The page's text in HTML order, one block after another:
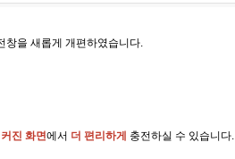
창을 새롭게 개편하였습니다.
진 화면에서 더 편리하게 충전하실 수 있습니다.